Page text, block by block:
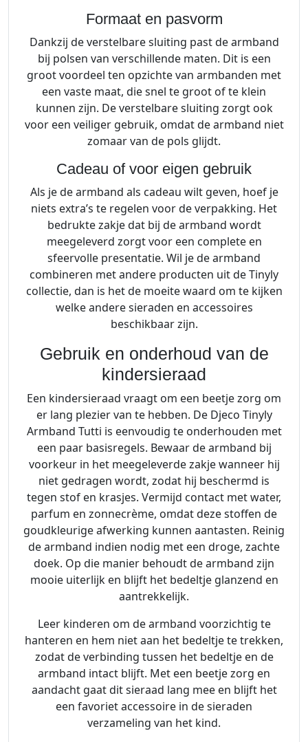
Formaat en pasvorm
Dankzij de verstelbare sluiting past de armband
bij polsen van verschillende maten. Dit is een
groot voordeel ten opzichte van armbanden met
een vaste maat, die snel te groot of te klein
kunnen zijn. De verstelbare sluiting zorgt ook
voor een veiliger gebruik, omdat de armband niet
zomaar van de pols glijdt.
Cadeau of voor eigen gebruik
Als je de armband als cadeau wilt geven, hoef je
niets extra’s te regelen voor de verpakking. Het
bedrukte zakje dat bij de armband wordt
meegeleverd zorgt voor een complete en
sfeervolle presentatie. Wil je de armband
combineren met andere producten uit de Tinyly
collectie, dan is het de moeite waard om te kijken
welke andere sieraden en accessoires
beschikbaar zijn.
Gebruik en onderhoud van de
kindersieraad
Een kindersieraad vraagt om een beetje zorg om
er lang plezier van te hebben. De Djeco Tinyly
Armband Tutti is eenvoudig te onderhouden met
een paar basisregels. Bewaar de armband bij
voorkeur in het meegeleverde zakje wanneer hij
niet gedragen wordt, zodat hij beschermd is
tegen stof en krasjes. Vermijd contact met water,
parfum en zonnecrème, omdat deze stoffen de
goudkleurige afwerking kunnen aantasten. Reinig
de armband indien nodig met een droge, zachte
doek. Op die manier behoudt de armband zijn
mooie uiterlijk en blijft het bedeltje glanzend en
aantrekkelijk.
Leer kinderen om de armband voorzichtig te
hanteren en hem niet aan het bedeltje te trekken,
zodat de verbinding tussen het bedeltje en de
armband intact blijft. Met een beetje zorg en
aandacht gaat dit sieraad lang mee en blijft het
een favoriet accessoire in de sieraden
verzameling van het kind.